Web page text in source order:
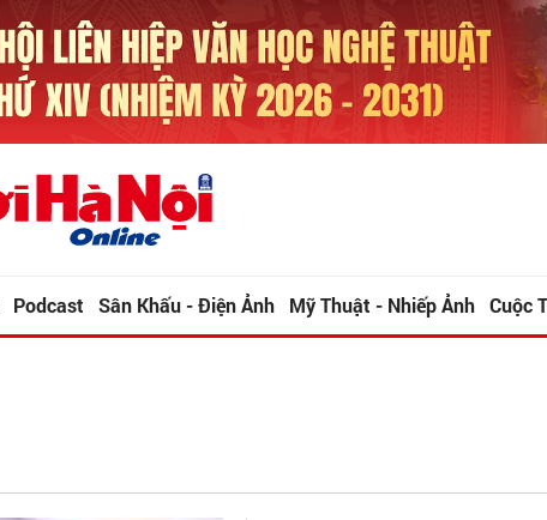
Podcast Sân Khấu - Điện Ảnh Mỹ Thuật - Nhiếp Ảnh Cuộc